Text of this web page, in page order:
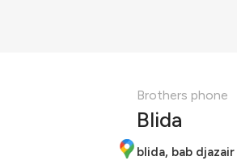
Brothers phone
Blida
blida, bab djazair